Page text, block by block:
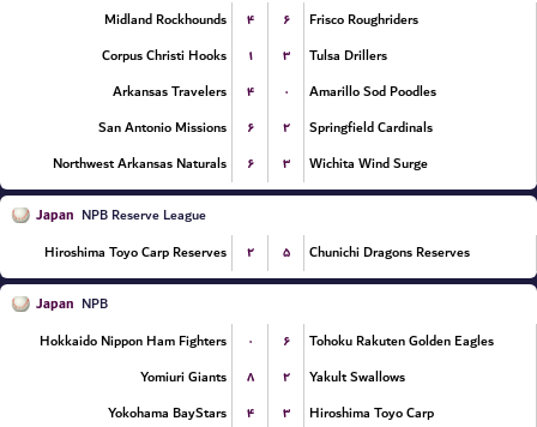
Midland Rockhounds
۴ ۶
Frisco Roughriders
Corpus Christi Hooks
۱ ۳
Tulsa Drillers
Arkansas Travelers
۴ ۰
Amarillo Sod Poodles
San Antonio Missions
۶ ۲
Springfield Cardinals
Northwest Arkansas Naturals
۶ ۳ Wichita Wind Surge
Japan NPB Reserve League
Hiroshima Toyo Carp Reserves
۲ ۵ Chunichi Dragons Reserves
Japan NPB
Hokkaido Nippon Ham Fighters
۰ ۶
Tohoku Rakuten Golden Eagles
Yomiuri Giants
۸ ۲
Yakult Swallows
Yokohama BayStars
۴ ۳
Hiroshima Toyo Carp